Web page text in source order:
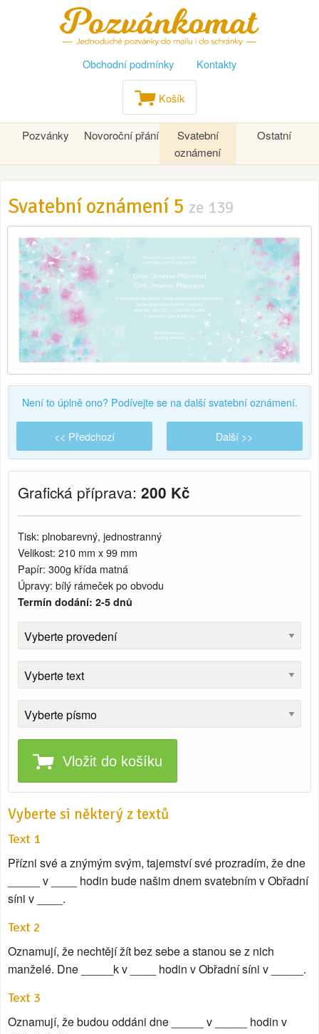
Obchodní podmínky Kontakty
Košík
Pozvánky Novoroční přání
Svatební
oznámení
Ostatní
Svatební oznámení 5 ze 139
Není to úplně ono? Podívejte se na další svatební oznámení.
<< Předchozí Další >>
Grafická příprava: 200 Kč
Tisk: plnobarevný, jednostranný
Velikost: 210 mm x 99 mm
Papír: 300g křída matná
Úpravy: bílý rámeček po obvodu
Termín dodání: 2-5 dnů
Vložit do košíku
Vyberte si některý z textů
Text 1
Přízni své a znýmým svým, tajemství své prozradím, že dne
_____ v ____ hodin bude našim dnem svatebním v Obřadní
síni v ____.
Text 2
Oznamují, že nechtějí žít bez sebe a stanou se z nich
manželé. Dne _____k v ____ hodin v Obřadní síni v _____.
Text 3
Oznamují, že budou oddáni dne _____ v _____ hodin v